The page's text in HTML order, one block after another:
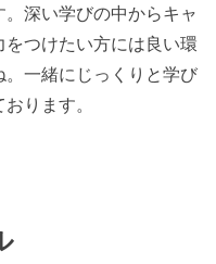
深い学びの中からキャ
つけたい方には良い環
一緒にじっくりと学び
ります。